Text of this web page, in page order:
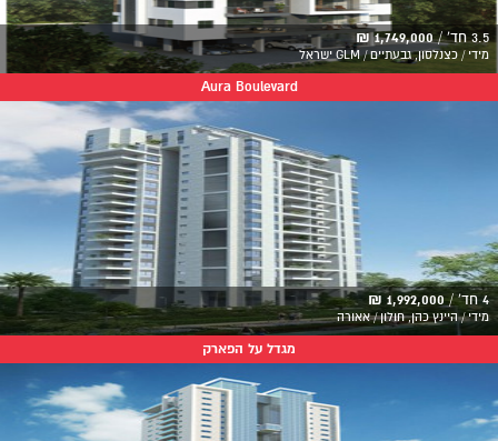
3.5 חד' / 1,749,000 ₪
מידי / כצנלסון, גבעתיים / GLM ישראל
Aura Boulevard
4 חד' / 1,992,000 ₪
מידי / היינץ כהן, חולון / אאורה
מגדל על הפארק